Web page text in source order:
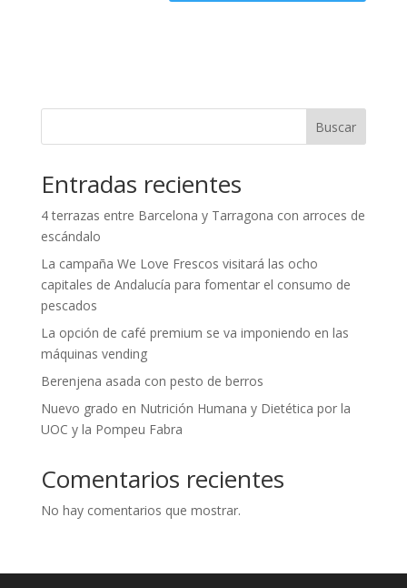
Buscar
Entradas recientes
4 terrazas entre Barcelona y Tarragona con arroces de
escándalo
La campaña We Love Frescos visitará las ocho
capitales de Andalucía para fomentar el consumo de
pescados
La opción de café premium se va imponiendo en las
máquinas vending
Berenjena asada con pesto de berros
Nuevo grado en Nutrición Humana y Dietética por la
UOC y la Pompeu Fabra
Comentarios recientes
No hay comentarios que mostrar.